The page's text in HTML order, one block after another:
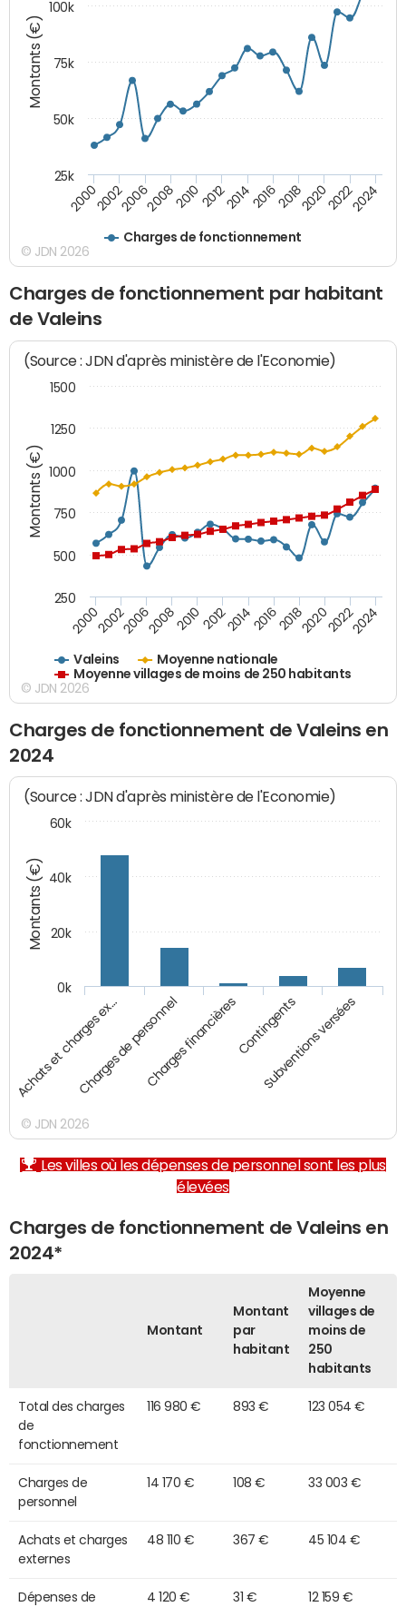
Montants (€)
Charges de fonctionnement
200020022006200820102012201420162018202020222024
25k
50k
75k
100k
© JDN 2026
Charges de fonctionnement par habitant
de Valeins
Montants (€)
(Source : JDN d'après ministère de l'Economie)
Valeins
Moyenne nationale
Moyenne villages de moins de 250 habitants
200020022006200820102012201420162018202020222024
250
500
750
1000
1250
1500
© JDN 2026
Charges de fonctionnement de Valeins en
2024
Montants (€)
(Source : JDN d'après ministère de l'Economie)
Achats et charges ex…Charges de personnelCharges financièresContingents
Subventions versées
0k
20k
40k
60k
© JDN 2026
Les villes où les dépenses de personnel sont les plus
élevées
Charges de fonctionnement de Valeins en
2024*
Montant
Montant
par
habitant
Moyenne
villages de
moins de
250
habitants
Total des charges
de
fonctionnement
116 980 € 893 € 123 054 €
Charges de
personnel
14 170 € 108 € 33 003 €
Achats et charges
externes
48 110 € 367 € 45 104 €
Dépenses de 4 120 € 31 € 12 159 €